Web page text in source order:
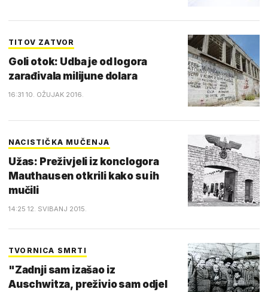
TITOV ZATVOR
Goli otok: Udba je od logora
zarađivala milijune dolara
16:31 10. OŽUJAK 2016.
NACISTIČKA MUČENJA
Užas: Preživjeli iz konclogora
Mauthausen otkrili kako su ih
mučili
14:25 12. SVIBANJ 2015.
TVORNICA SMRTI
"Zadnji sam izašao iz
Auschwitza, preživio sam odjel